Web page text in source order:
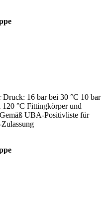
16 bar bei 30 °C 10 bar
120 °C Fittingkörper und
UBA-Positivliste für